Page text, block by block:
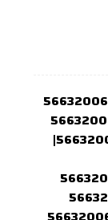
تاجير طاولات استقبال الكويت |56632006|